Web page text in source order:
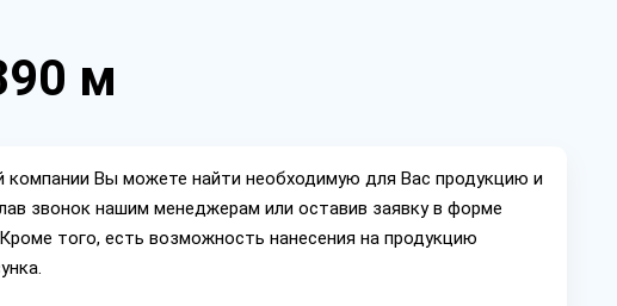
м
компании Вы можете найти необходимую для Вас продукцию и
звонок нашим менеджерам или оставив заявку в форме
того, есть возможность нанесения на продукцию